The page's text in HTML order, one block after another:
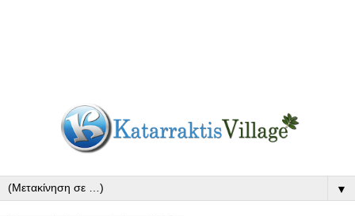
▼